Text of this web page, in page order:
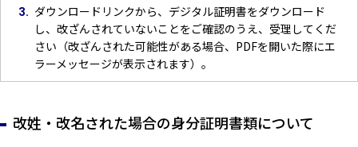
ダウンロードリンクから、デジタル証明書をダウンロード
し、改ざんされていないことをご確認のうえ、受理してくだ
さい（改ざんされた可能性がある場合、PDFを開いた際にエ
ラーメッセージが表示されます）。
改姓・改名された場合の身分証明書類について